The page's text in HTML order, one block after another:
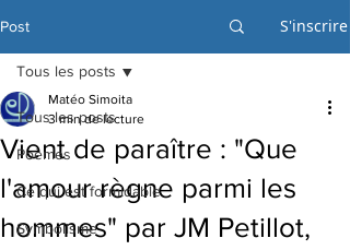
Post S'inscrire
Tous les posts
Poèmes
Ce qui est formidable
Symbolisme
Tous les posts
Vient de paraître : "Que
l'amour règne parmi les
hommes" par JM Petillot,
Matéo Simoita
3 min de lecture